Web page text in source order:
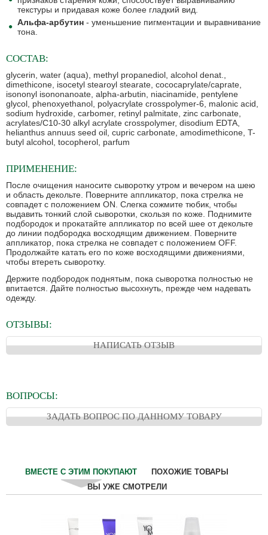
текстуры и придавая коже более гладкий вид.
Альфа-арбутин - уменьшение пигментации и выравнивание
тона.
СОСТАВ:
glycerin, water (aqua), methyl propanediol, alcohol denat.,
dimethicone, isocetyl stearoyl stearate, cococaprylate/caprate,
isononyl isononanoate, alpha-arbutin, niacinamide, pentylene
glycol, phenoxyethanol, polyacrylate crosspolymer-6, malonic acid,
sodium hydroxide, carbomer, retinyl palmitate, zinc carbonate,
acrylates/C10-30 alkyl acrylate crosspolymer, disodium EDTA,
helianthus annuus seed oil, cupric carbonate, amodimethicone, T-
butyl alcohol, tocopherol, parfum
ПРИМЕНЕНИЕ:
После очищения наносите сыворотку утром и вечером на шею
и область декольте. Поверните аппликатор, пока стрелка не
совпадет с положением ON. Слегка сожмите тюбик, чтобы
выдавить тонкий слой сыворотки, скользя по коже. Поднимите
подбородок и прокатайте аппликатор по всей шее от декольте
до линии подбородка восходящим движением. Поверните
аппликатор, пока стрелка не совпадет с положением OFF.
Продолжайте катать его по коже восходящими движениями,
чтобы втереть сыворотку.
Держите подбородок поднятым, пока сыворотка полностью не
впитается. Дайте полностью высохнуть, прежде чем надевать
одежду.
ОТЗЫВЫ:
НАПИСАТЬ ОТЗЫВ
ВОПРОСЫ:
ЗАДАТЬ ВОПРОС ПО ДАННОМУ ТОВАРУ
ВМЕСТЕ С ЭТИМ ПОКУПАЮТ
ПОХОЖИЕ ТОВАРЫ
ВЫ УЖЕ СМОТРЕЛИ